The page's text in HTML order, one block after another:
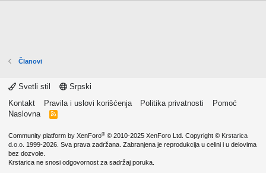
Članovi
Svetli stil
Srpski
Kontakt
Pravila i uslovi korišćenja Politika privatnosti
Pomoć
Naslovna
R
Community platform by XenForo® © 2010-2025 XenForo Ltd. Copyright © Krstarica
d.o.o. 1999-2026. Sva prava zadržana. Zabranjena je reprodukcija u celini i u delovima
bez dozvole.
Krstarica ne snosi odgovornost za sadržaj poruka.